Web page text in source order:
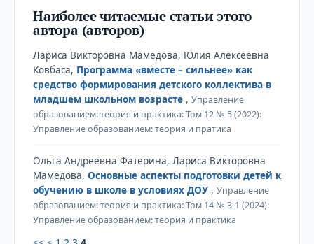
Наиболее читаемые статьи этого
автора (авторов)
Лариса Викторовна Мамедова, Юлия Алексеевна
Ковбаса, Программа «вместе – сильнее» как
средство формирования детского коллектива в
младшем школьном возрасте , Управление
образованием: теория и практика: Том 12 № 5 (2022):
Управление образованием: теория и пратика
Ольга Андреевна Фатерина, Лариса Викторовна
Мамедова, Основные аспекты подготовки детей к
обучению в школе в условиях ДОУ , Управление
образованием: теория и практика: Том 14 № 3-1 (2024):
Управление образованием: теория и практика